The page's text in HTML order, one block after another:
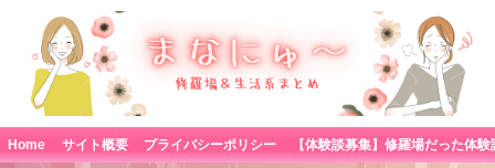
Home サイト概要 プライバシーポリシー